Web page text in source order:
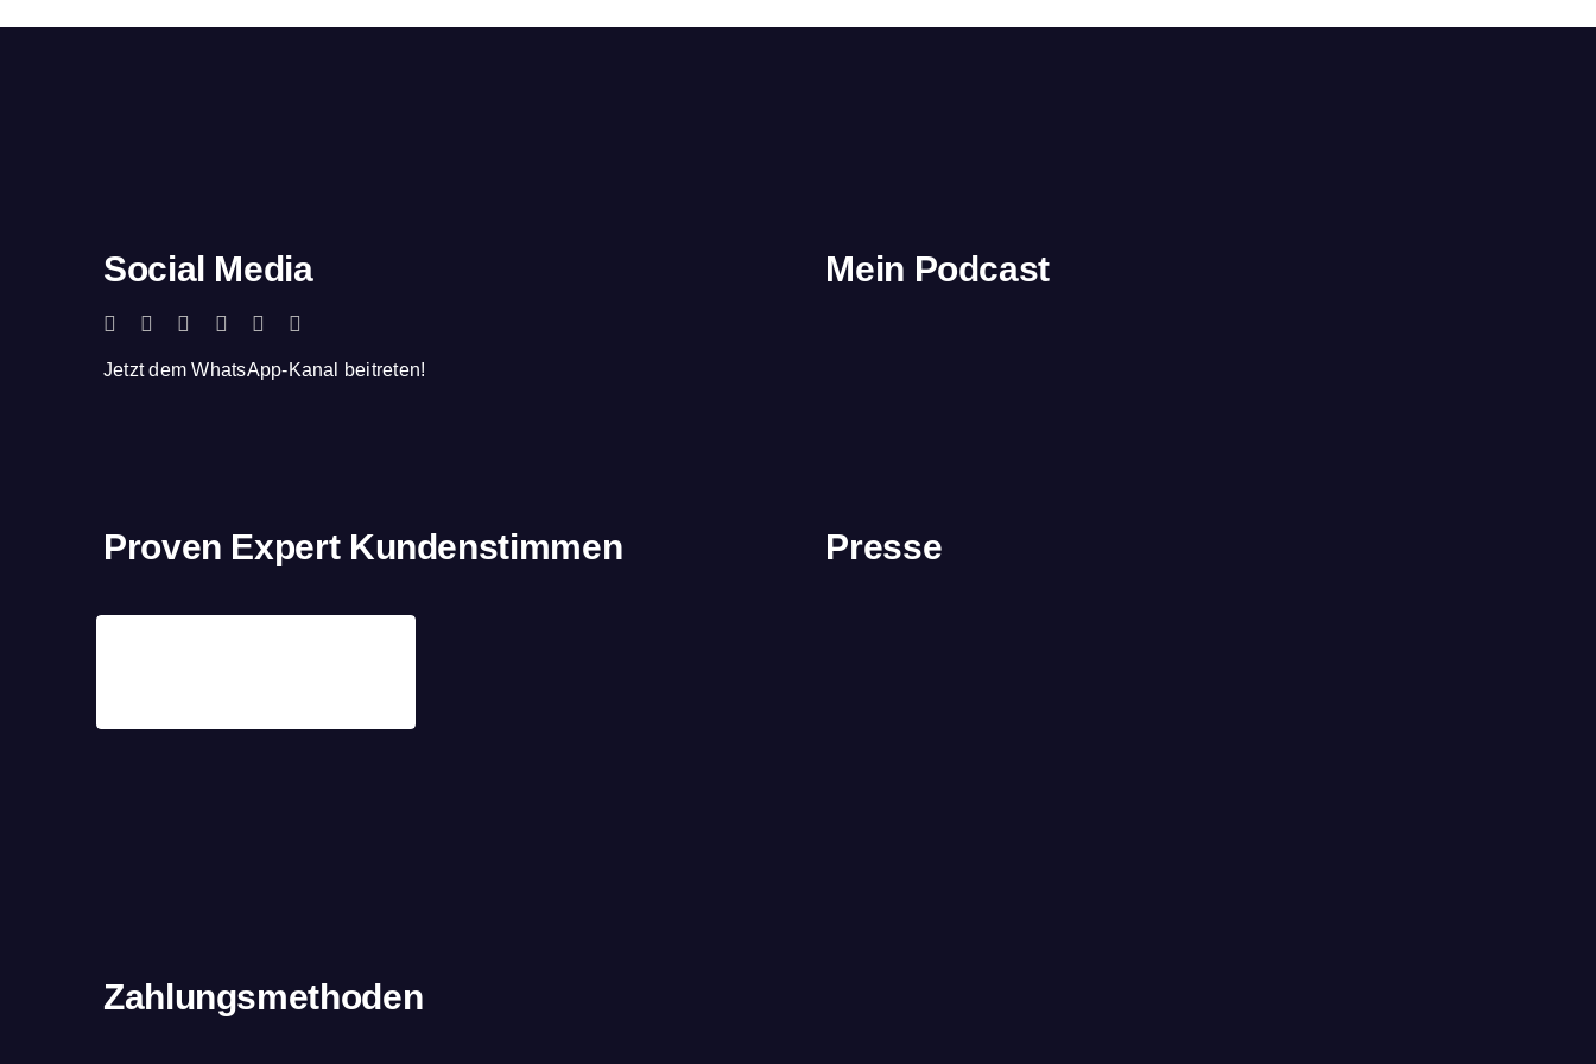
Social Media
Jetzt dem WhatsApp-Kanal beitreten!
Mein Podcast
Proven Expert Kundenstimmen Presse
Zahlungsmethoden